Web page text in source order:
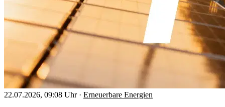
22.07.2026, 09:08 Uhr · Erneuerbare Energien